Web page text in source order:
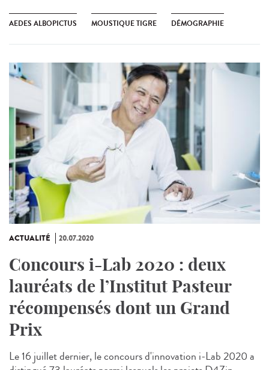
AEDES ALBOPICTUS MOUSTIQUE TIGRE DÉMOGRAPHIE
ACTUALITÉ 20.07.2020
Concours i-Lab 2020 : deux
lauréats de l’Institut Pasteur
récompensés dont un Grand
Prix
Le 16 juillet dernier, le concours d'innovation i-Lab 2020 a